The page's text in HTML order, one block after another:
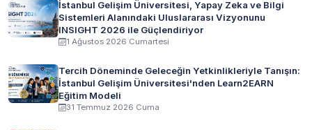
İstanbul Gelişim Üniversitesi, Yapay Zeka ve Bilgi
Sistemleri Alanındaki Uluslararası Vizyonunu
INSIGHT 2026 ile Güçlendiriyor
1 Ağustos 2026 Cumartesi
Tercih Döneminde Geleceğin Yetkinlikleriyle Tanışın:
İstanbul Gelişim Üniversitesi'nden Learn2EARN
Eğitim Modeli
31 Temmuz 2026 Cuma